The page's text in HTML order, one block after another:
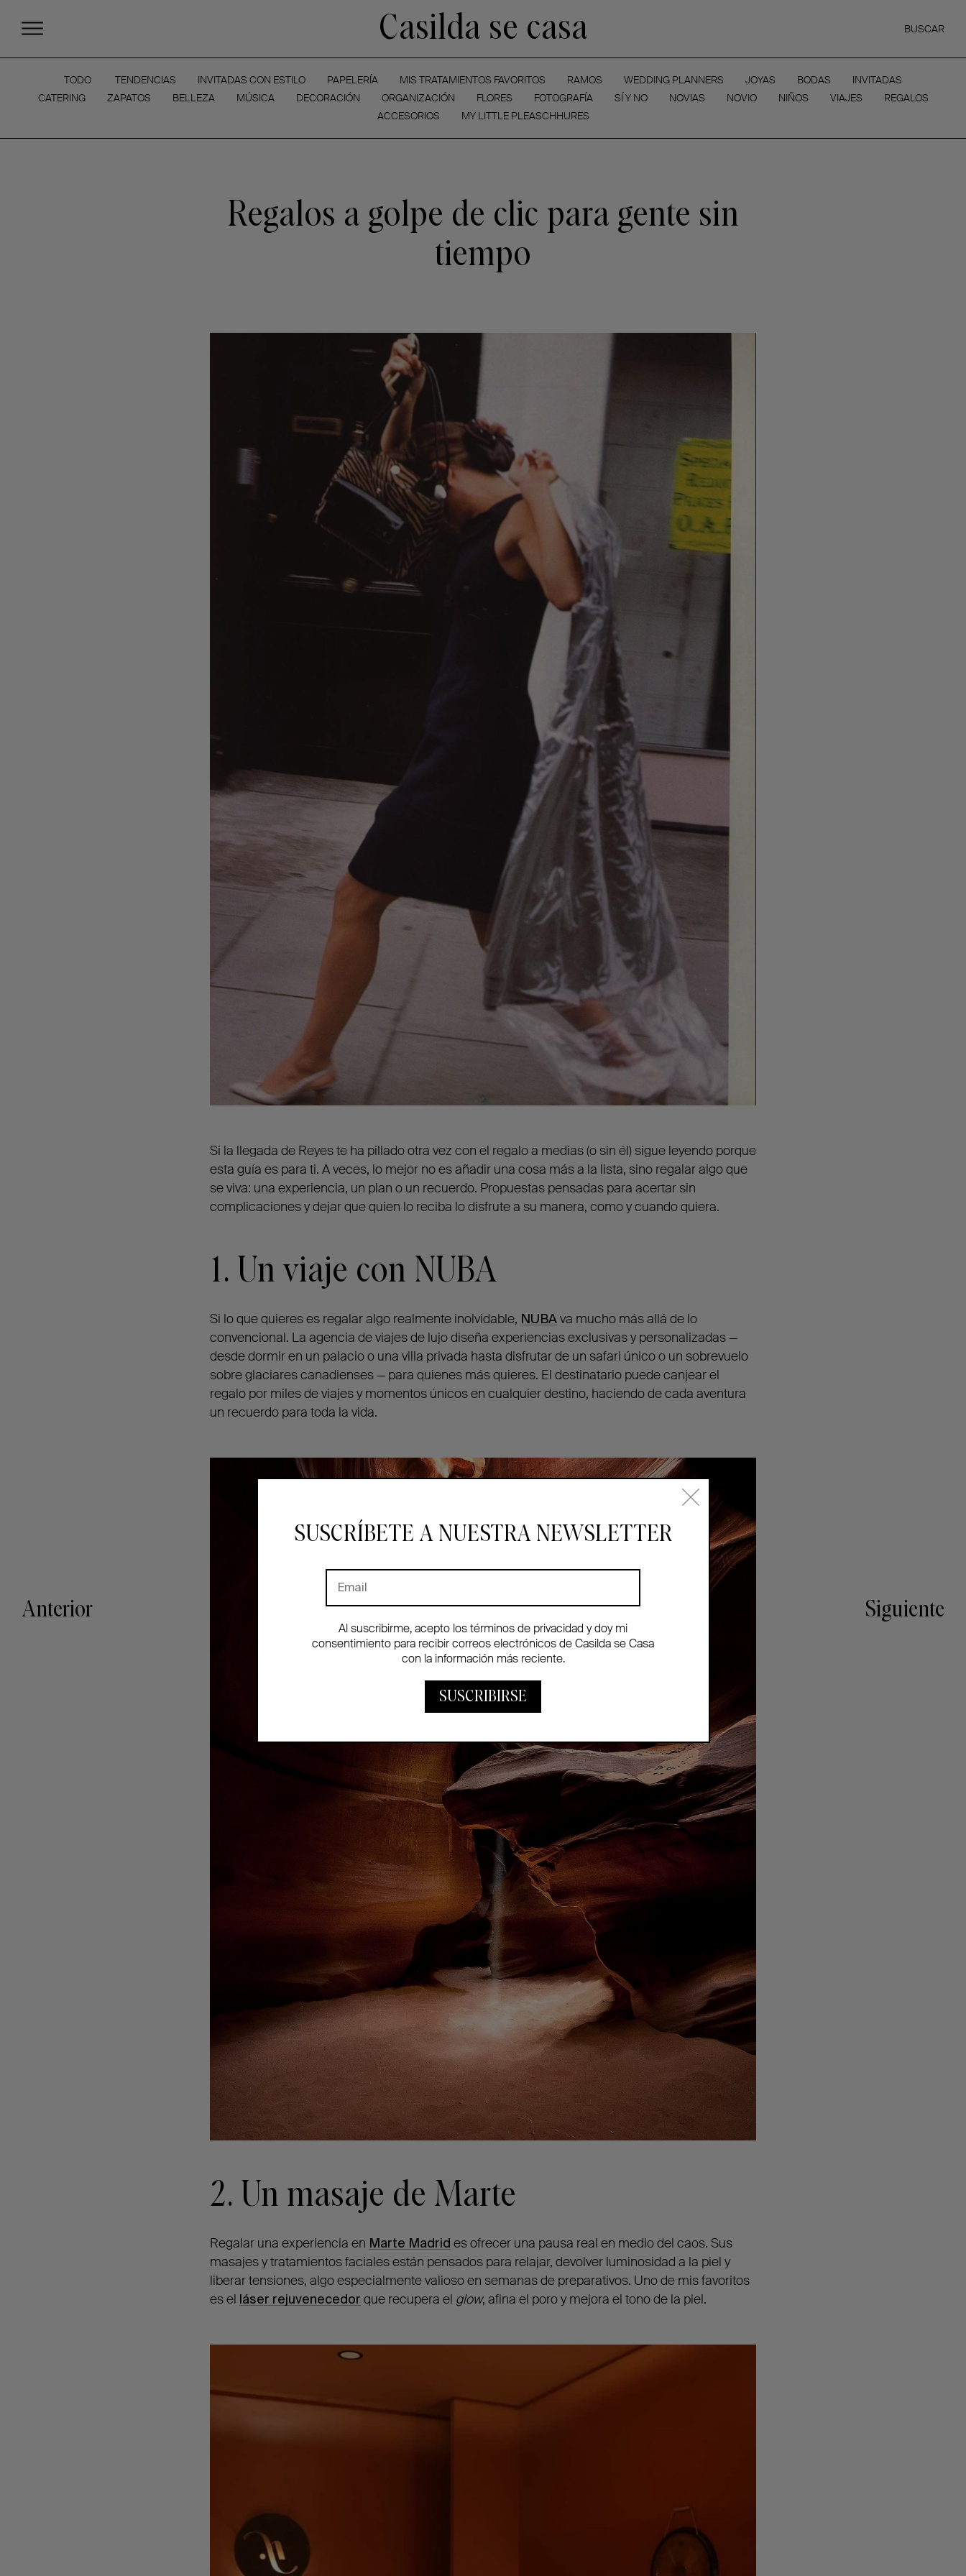
Casilda se casa BUSCAR
TODO TENDENCIAS INVITADAS CON ESTILO PAPELERÍA MIS TRATAMIENTOS FAVORITOS RAMOS WEDDING PLANNERS JOYAS BODAS
INVITADAS
CATERING
ZAPATOS BELLEZA MÚSICA DECORACIÓN ORGANIZACIÓN FLORES FOTOGRAFÍA SÍ Y NO NOVIAS NOVIO NIÑOS VIAJES
REGALOS
ACCESORIOS
MY LITTLE PLEASCHHURES
Anterior Siguiente
Regalos a golpe de clic para gente sin
tiempo
Si la llegada de Reyes te ha pillado otra vez con el regalo a medias (o sin él) sigue leyendo porque
esta guía es para ti. A veces, lo mejor no es añadir una cosa más a la lista, sino regalar algo que
se viva: una experiencia, un plan o un recuerdo. Propuestas pensadas para acertar sin
complicaciones y dejar que quien lo reciba lo disfrute a su manera, como y cuando quiera.
1. Un viaje con NUBA
Si lo que quieres es regalar algo realmente inolvidable, NUBAva mucho más allá de lo
convencional. La agencia de viajes de lujo diseña experiencias exclusivas y personalizadas —
desde dormir en un palacio o una villa privada hasta disfrutar de un safari único o un sobrevuelo
sobre glaciares canadienses — para quienes más quieres. El destinatario puede canjear el
regalo por miles de viajes y momentos únicos en cualquier destino, haciendo de cada aventura
un recuerdo para toda la vida.
2. Un masaje de Marte
Regalar una experiencia en Marte Madrid es ofrecer una pausa real en medio del caos. Sus
masajes y tratamientos faciales están pensados para relajar, devolver luminosidad a la piel y
liberar tensiones, algo especialmente valioso en semanas de preparativos. Uno de mis favoritos
es el láser rejuvenecedor que recupera el glow, afina el poro y mejora el tono de la piel.
SUSCRÍBETE A NUESTRA NEWSLETTER
Al suscribirme, acepto los términos de privacidad y doy mi
consentimiento para recibir correos electrónicos de Casilda se Casa
con la información más reciente.
SUSCRIBIRSE